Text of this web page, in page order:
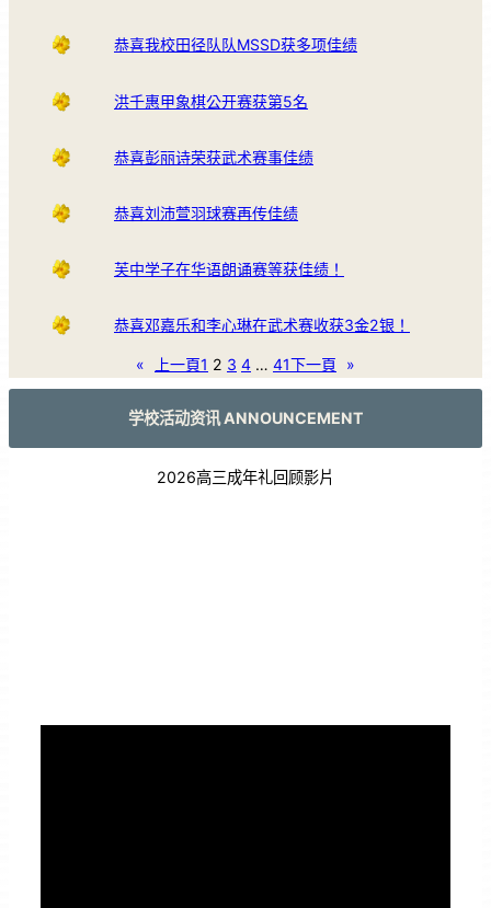
恭喜我校田径队队MSSD获多项佳绩
洪千惠甲象棋公开赛获第5名
恭喜彭丽诗荣获武术赛事佳绩
恭喜刘沛萱羽球赛再传佳绩
芙中学子在华语朗诵赛等获佳绩！
恭喜邓嘉乐和李心琳在武术赛收获3金2银！
« 上一頁1 2 3 4 … 41下一頁 »
学校活动资讯 ANNOUNCEMENT
2026高三成年礼回顾影片